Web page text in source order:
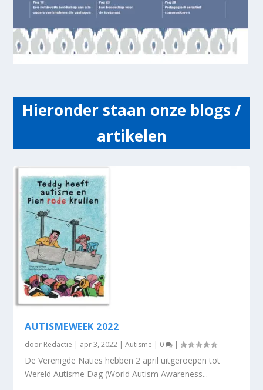
Hieronder staan onze blogs /
artikelen
AUTISMEWEEK 2022
door Redactie | apr 3, 2022 |Autisme | 0 |
De Verenigde Naties hebben 2 april uitgeroepen tot
Wereld Autisme Dag (World Autism Awareness...